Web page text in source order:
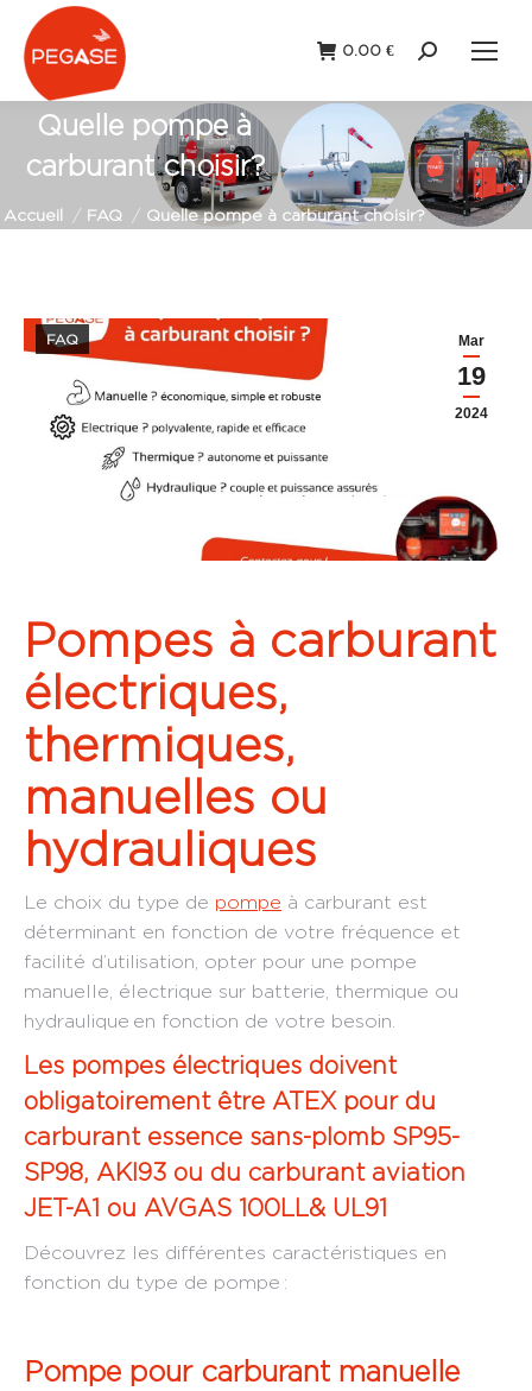
0.00 €
Recherche
Quelle pompe à
carburant choisir?
Vous êtes ici :
Accueil FAQ Quelle pompe à carburant choisir?
Mar
19
2024
FAQ
Pompes à carburant
électriques,
thermiques,
manuelles ou
hydrauliques
Le choix du type de pompe à carburant est
déterminant en fonction de votre fréquence et
facilité d’utilisation, opter pour une pompe
manuelle, électrique sur batterie, thermique ou
hydraulique en fonction de votre besoin.
Les pompes électriques doivent
obligatoirement être ATEX pour du
carburant essence sans-plomb SP95-
SP98, AKI93 ou du carburant aviation
JET-A1 ou AVGAS 100LL& UL91
Découvrez les différentes caractéristiques en
fonction du type de pompe :
Pompe pour carburant manuelle